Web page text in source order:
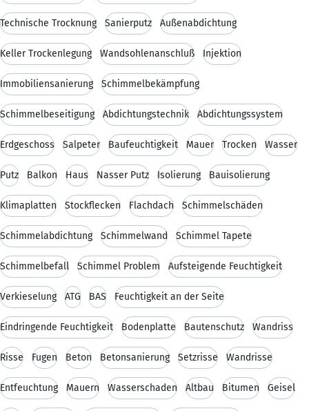
Technische Trocknung Sanierputz Außenabdichtung
Keller Trockenlegung Wandsohlenanschluß Injektion
Immobiliensanierung Schimmelbekämpfung
Schimmelbeseitigung Abdichtungstechnik Abdichtungssystem
Erdgeschoss Salpeter Baufeuchtigkeit Mauer Trocken Wasser
Putz Balkon Haus Nasser Putz Isolierung Bauisolierung
Klimaplatten Stockflecken Flachdach Schimmelschäden
Schimmelabdichtung Schimmelwand Schimmel Tapete
Schimmelbefall Schimmel Problem Aufsteigende Feuchtigkeit
Verkieselung ATG BAS Feuchtigkeit an der Seite
Eindringende Feuchtigkeit Bodenplatte Bautenschutz Wandriss
Risse Fugen Beton Betonsanierung Setzrisse Wandrisse
Entfeuchtung Mauern Wasserschaden Altbau Bitumen Geisel